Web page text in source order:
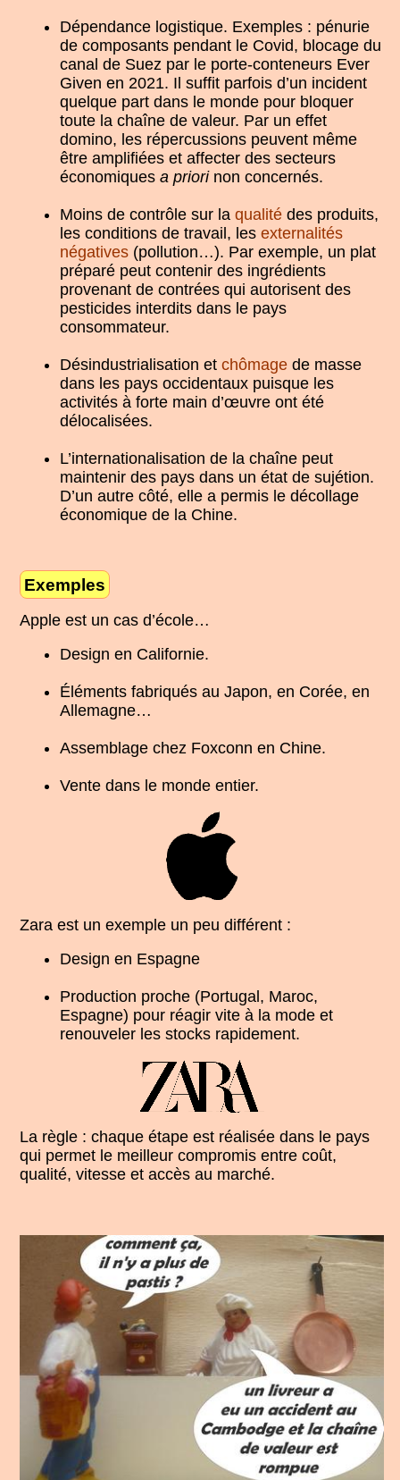
Dépendance logistique. Exemples : pénurie
de composants pendant le Covid, blocage du
canal de Suez par le porte-conteneurs Ever
Given en 2021. Il suffit parfois d’un incident
quelque part dans le monde pour bloquer
toute la chaîne de valeur. Par un effet
domino, les répercussions peuvent même
être amplifiées et affecter des secteurs
économiques a priorinon concernés.
Moins de contrôle sur la qualitédes produits,
les conditions de travail, les externalités
négatives(pollution…). Par exemple, un plat
préparé peut contenir des ingrédients
provenant de contrées qui autorisent des
pesticides interdits dans le pays
consommateur.
Désindustrialisation et chômagede masse
dans les pays occidentaux puisque les
activités à forte main d’œuvre ont été
délocalisées.
L’internationalisation de la chaîne peut
maintenir des pays dans un état de sujétion.
D’un autre côté, elle a permis le décollage
économique de la Chine.
Exemples
Apple est un cas d’école…
Design en Californie.
Éléments fabriqués au Japon, en Corée, en
Allemagne…
Assemblage chez Foxconn en Chine.
Vente dans le monde entier.
Zara est un exemple un peu différent :
Design en Espagne
Production proche (Portugal, Maroc,
Espagne) pour réagir vite à la mode et
renouveler les stocks rapidement.
La règle : chaque étape est réalisée dans le pays
qui permet le meilleur compromis entre coût,
qualité, vitesse et accès au marché.